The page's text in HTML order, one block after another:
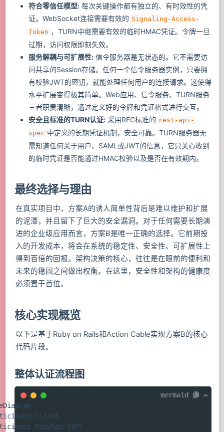
符合零信任模型:每次关键操作都有独立的、有时效性的凭
证。WebSocket连接需要有效的 Signaling-Access-
Token ，TURN中继需要有效的临时HMAC凭证。令牌一旦
过期，访问权限即刻失效。
服务解耦与可扩展性:信令服务器是无状态的。它不需要访
问共享的Session存储。任何一个信令服务器实例，只要拥
有校验JWT的密钥，就能处理任何用户的连接请求。这使得
水平扩展变得极其简单。Web应用、信令服务、TURN服务
三者职责清晰，通过定义好的令牌和凭证格式进行交互。
安全且标准的TURN认证:采用RFC标准的 rest-api-
spec 中定义的长期凭证机制，安全可靠。TURN服务器无
需知道任何关于用户、SAML或JWT的信息，它只关心收到
的临时凭证是否能通过HMAC校验以及是否在有效期内。
最终选择与理由
在真实项目中，方案A的诱人简单性背后是难以维护和扩展
的泥潭，并且留下了巨大的安全漏洞。对于任何需要长期演
进的企业级应用而言，方案B是唯一正确的选择。它前期投
入的开发成本，将会在系统的稳定性、安全性、可扩展性上
得到百倍的回报。架构决策的核心，往往是在眼前的便利和
未来的稳固之间做出权衡。在这里，安全性和架构的健康度
必须置于首位。
核心实现概览
以下是基于Ruby on Rails和Action Cable实现方案B的核心
代码片段。
整体认证流程图
mermaid
Client
RubyApp (SP)